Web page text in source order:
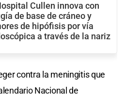
Cullen innova con
de base de cráneo y
de hipófisis por vía
a través de la nariz
contra la meningitis que
Nacional de